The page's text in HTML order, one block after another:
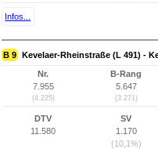
Infos...
B 9 Kevelaer-Rheinstraße (L 491) -
Nr.
7.955
(4.225)
B-Rang
5.647
(3.271)
DTV
11.580
SV
1.170
(10,1%)